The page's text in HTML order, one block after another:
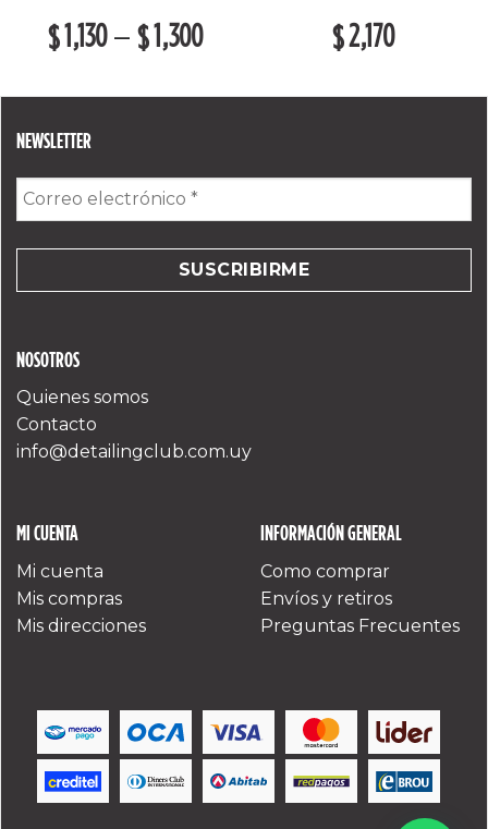
$1,130– $1,300
$2,170
NOSOTROS
Quienes somos
Contacto
info@detailingclub.com.uy
MI CUENTA
Mi cuenta
Mis compras
Mis direcciones
INFORMACIÓN GENERAL
Como comprar
Envíos y retiros
Preguntas Frecuentes
NEWSLETTER
Correo
electrónico